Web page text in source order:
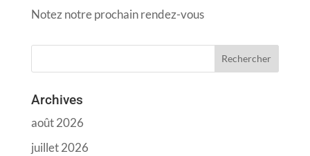
Notez notre prochain rendez-vous
Archives
août 2026
juillet 2026